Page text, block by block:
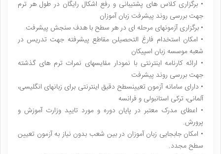
• برگزاری کلاس های پشتیبانی و رفع اشکال رایگان در طول هر ترم
جهت بررسی روند پیشرفت زبان آموزان
• برگزاری آزمونهای مرحله ای در هر سطح با هدف سنجش پیشرفت
• امکان استخدام فارغ التحصیلن مقاطع پیشرفته جهت تدریس در
شعبه موسسه زبان اسپیکان
• ارائه کارنامه اینترنتی با نمودار مقایسهای نمرات ترم های گذشته
جهت بررسی روند پیشرفت
• دارای سامانه آزمون تعیینسطح دقیق اینترنتی برای زبانهای انگلیسی،
آلمانی، ترکی استانبولی و فرانسه
• اعطای مدرک معتبر در پایان دوره و مورد تایید وزارت آموزش و
پرورش.
• امکان جابجایی زبان آموزان در بین شعب بدون نیاز به آزمون تعیین
سطح مجدد.